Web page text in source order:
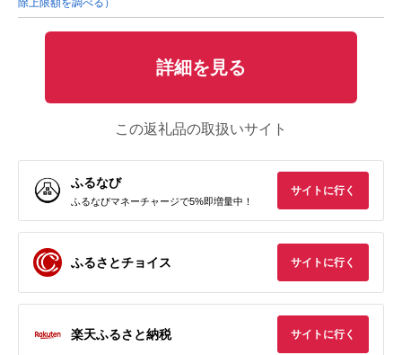
除上限額を調べる）
詳細を見る
この返礼品の取扱いサイト
ふるなび
ふるなびマネーチャージで5%即増量中！
サイトに行く
ふるさとチョイス サイトに行く
楽天ふるさと納税 サイトに行く